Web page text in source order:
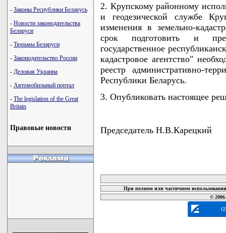
- Законы Республики Беларусь
- Новости законодательства
Беларуси
- Тюрьмы Беларуси
- Законодательство России
- Деловая Украина
- Автомобильный портал
- The legislation of the Great
Britain
Правовые новости
2. Крупскому районному
и геодезической службе
изменения в земельно-
срок подготовить и
государственное
кадастровое агентство"
реестр административно-
Республики Беларусь.
3. Опубликовать настоящее
Председатель Н.В.Карецкий
При полном или частичном
©